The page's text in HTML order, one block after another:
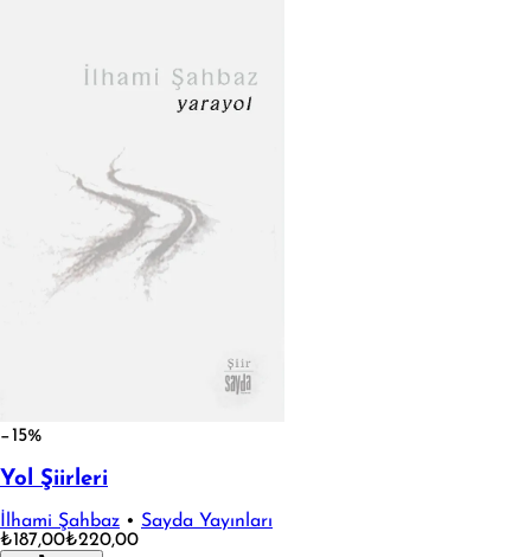
−15%
Yol Şiirleri
İlhami Şahbaz • Sayda Yayınları
₺187,00₺220,00